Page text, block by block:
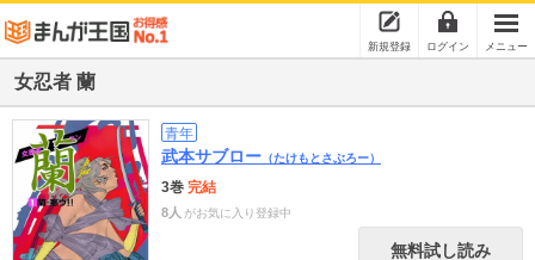
新規登録 ログイン メニュー
女忍者 蘭
青年
武本サブロー （たけもとさぶろー）
3巻 完結
8人 がお気に入り登録中
無料試し読み